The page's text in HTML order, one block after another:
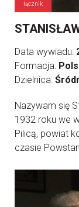
łącznik
Data wywiadu:
Formacja:
Dzielnica:
Nazywam się
1932 roku we
Pilicą, powiat
czasie